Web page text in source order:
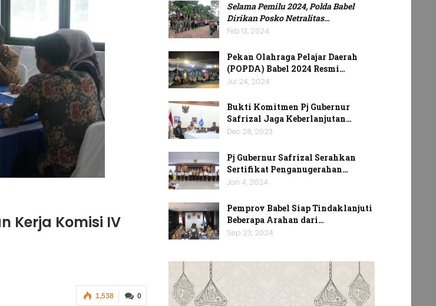
Kerja Komisi IV
0
1,538
Selama Pemilu 2024, Polda Babel
Dirikan Posko Netralitas…
Feb 13, 2024
Pekan Olahraga Pelajar Daerah
(POPDA) Babel 2024 Resmi…
Jul 24, 2024
Bukti Komitmen Pj Gubernur
Safrizal Jaga Keberlanjutan…
Dec 28, 2023
Pj Gubernur Safrizal Serahkan
Sertifikat Penganugerahan…
Jan 4, 2024
Pemprov Babel Siap Tindaklanjuti
Beberapa Arahan dari…
Sep 23, 2024